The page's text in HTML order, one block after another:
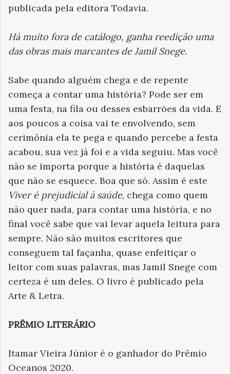
publicada pela editora Todavia.
Há muito fora de catálogo, ganha reedição uma
das obras mais marcantes de Jamil Snege.
Sabe quando alguém chega e de repente
começa a contar uma história? Pode ser em
uma festa, na fila ou desses esbarrões da vida. E
aos poucos a coisa vai te envolvendo, sem
cerimônia ela te pega e quando percebe a festa
acabou, sua vez já foi e a vida seguiu. Mas você
não se importa porque a história é daquelas
que não se esquece. Boa que só. Assim é este
Viver é prejudicial à saúde, chega como quem
não quer nada, para contar uma história, e no
final você sabe que vai levar aquela leitura para
sempre. Não são muitos escritores que
conseguem tal façanha, quase enfeitiçar o
leitor com suas palavras, mas Jamil Snege com
certeza é um deles. O livro é publicado pela
Arte & Letra.
PRÊMIO LITERÁRIO
Itamar Vieira Júnior é o ganhador do Prêmio
Oceanos 2020.